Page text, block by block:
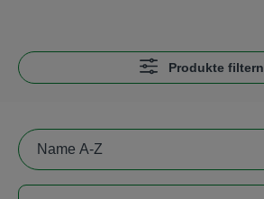
Produkte filtern